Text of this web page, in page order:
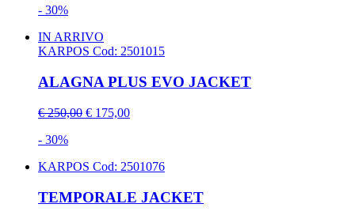
- 30%
IN ARRIVO
KARPOS Cod: 2501015
ALAGNA PLUS EVO JACKET
€ 250,00 € 175,00
- 30%
KARPOS Cod: 2501076
TEMPORALE JACKET